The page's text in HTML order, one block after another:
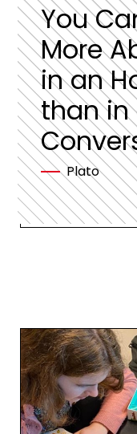
You
More
in an
than in
Plato